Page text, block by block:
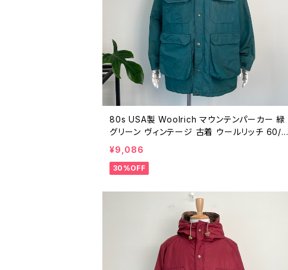
80s USA製 Woolrich マウンテンパーカー 緑
グリーン ヴィンテージ 古着 ウールリッチ 60/4
0クロス アウトドア ナイロン ジャケット 80年
代 ビンテージ M 26021623
¥9,086
30%OFF